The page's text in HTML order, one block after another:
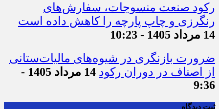
رکود صنعت منسوجات، سفارش‌های
رنگرزی و چاپ پارچه را کاهش داده است
14 مرداد 1405 - 10:23
ضرورت بازنگری در شیوه‌های مالیات‌ستانی
از اصناف در دوران رکود
14 مرداد 1405 -
9:36
ثبت دیدگاه